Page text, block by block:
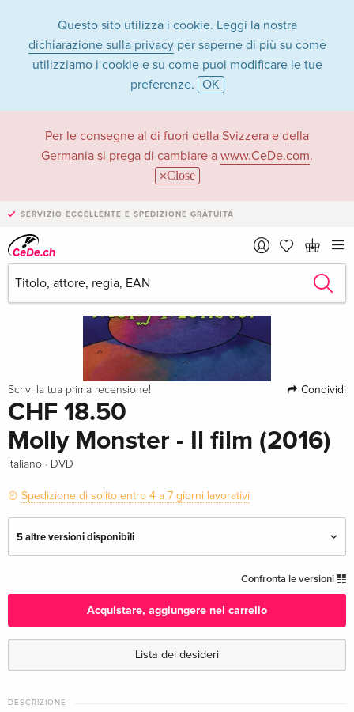
Questo sito utilizza i cookie. Leggi la nostra
dichiarazione sulla privacyper saperne di più su come
utilizziamo i cookie e su come puoi modificare le tue
preferenze. OK
Per le consegne al di fuori della Svizzera e della
Germania si prega di cambiare a www.CeDe.com.
Close
SERVIZIO ECCELLENTE E SPEDIZIONE GRATUITA
Scrivi la tua prima recensione! Condividi
CHF 18.50
Molly Monster - Il film (2016)
Italiano · DVD
Spedizione di solito entro 4 a 7 giorni lavorativi
5 altre versioni disponibili
Italiano
CHF 18.50
Edizione standard
CHF 16.50
Tedesco
Confronta le versioni
Acquistare, aggiungere nel carrello
Lista dei desideri
DESCRIZIONE